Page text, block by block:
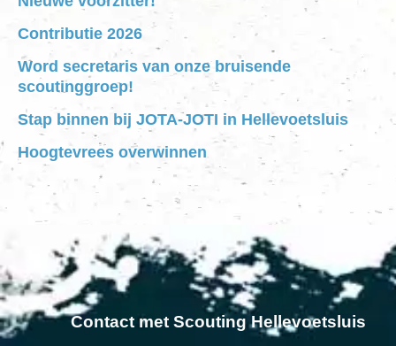
Contributie 2026
Word secretaris van onze bruisende
scoutinggroep!
Stap binnen bij JOTA-JOTI in Hellevoetsluis
Hoogtevrees overwinnen
Contact met Scouting Hellevoetsluis